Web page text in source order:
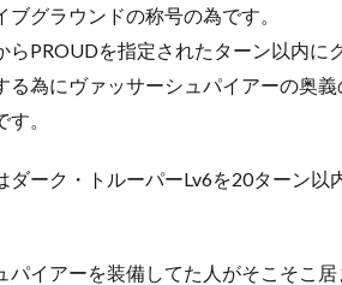
グラウンドの称号の為です。
らPROUDを指定されたターン以内に
る為にヴァッサーシュパイアーの奥義
。
ダーク・トルーパーLv6を20ターン以
イアーを装備してた人がそこそこ居